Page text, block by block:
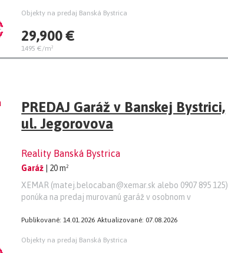
Objekty na predaj Banská Bystrica
29,900 €
1495 €/m²
PREDAJ Garáž v Banskej Bystrici,
ul. Jegorovova
Reality Banská Bystrica
Garáž
| 20 m²
XEMAR (matej.belocaban@xemar.sk alebo 0907 895 125)
ponúka na predaj murovanú garáž v osobnom v
Publikované: 14.01.2026 Aktualizované: 07.08.2026
Objekty na predaj Banská Bystrica